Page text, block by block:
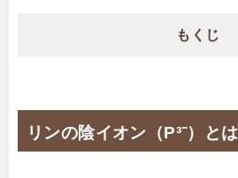
もくじ
リンの陰イオン（P³⁻）とは